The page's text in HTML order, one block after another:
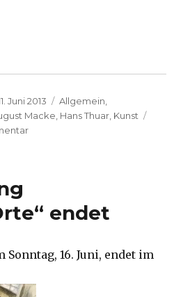
Juni 2013 Kategorien
Allgemein
Macke Hans Thuar Kunst
zu
Thuar
Sonntag
sehen
endet
Sonntag, 16. Juni, endet im